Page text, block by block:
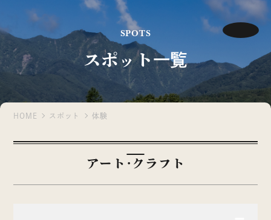
SPOTS
スポット一覧
HOME スポット 体験
アート･クラフト